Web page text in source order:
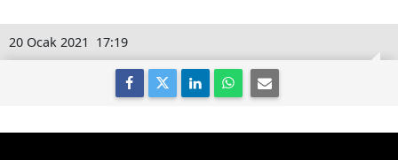
17:19
20 Ocak 2021